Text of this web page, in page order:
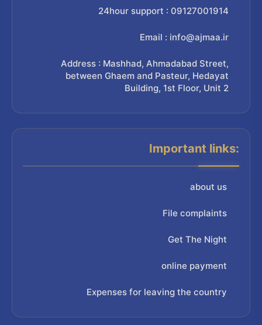
24hour support : 09127001914
Email : info@ajmaa.ir
Address : Mashhad, Ahmadabad Street,
between Ghaem and Pasteur, Hedayat
Building, 1st Floor, Unit 2
Important links:
about us
File complaints
Get The Night
online payment
Expenses for leaving the country